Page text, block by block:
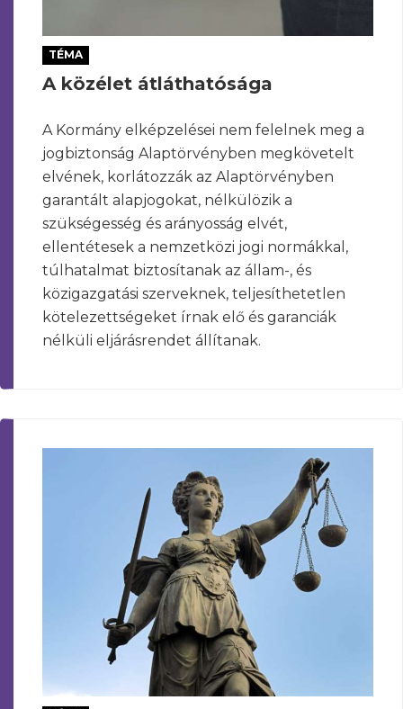
TÉMA
A közélet átláthatósága
A Kormány elképzelései nem felelnek meg a
jogbiztonság Alaptörvényben megkövetelt
elvének, korlátozzák az Alaptörvényben
garantált alapjogokat, nélkülözik a
szükségesség és arányosság elvét,
ellentétesek a nemzetközi jogi normákkal,
túlhatalmat biztosítanak az állam-, és
közigazgatási szerveknek, teljesíthetetlen
kötelezettségeket írnak elő és garanciák
nélküli eljárásrendet állítanak.